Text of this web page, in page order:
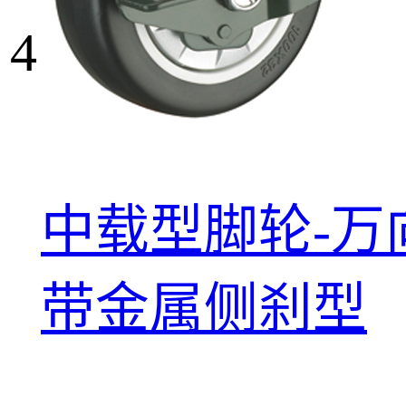
4
中载型脚轮-万
带金属侧刹型